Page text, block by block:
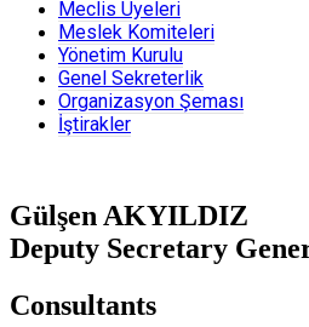
Meclis Üyeleri
Meslek Komiteleri
Yönetim Kurulu
Genel Sekreterlik
Organizasyon Şeması
İştirakler
Gülşen AKYILDIZ
Deputy Secretary
Consultants